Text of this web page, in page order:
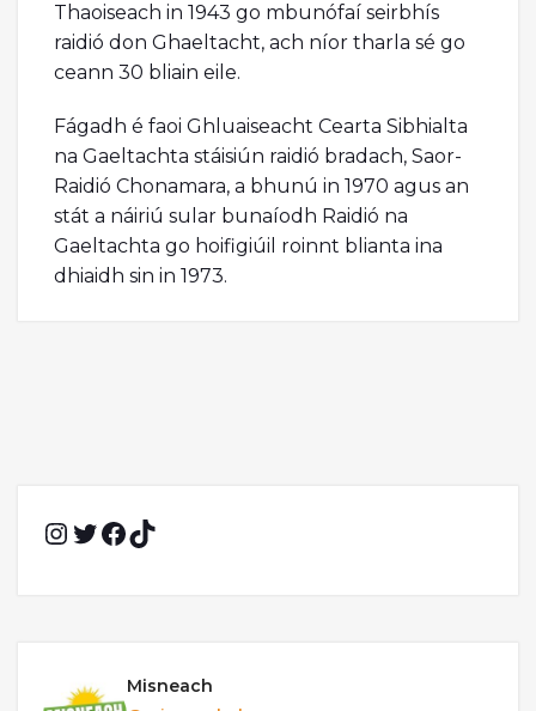
Thaoiseach in 1943 go mbunófaí seirbhís
raidió don Ghaeltacht, ach níor tharla sé go
ceann 30 bliain eile.
Fágadh é faoi Ghluaiseacht Cearta Sibhialta
na Gaeltachta stáisiún raidió bradach, Saor-
Raidió Chonamara, a bhunú in 1970 agus an
stát a náiriú sular bunaíodh Raidió na
Gaeltachta go hoifigiúil roinnt blianta ina
dhiaidh sin in 1973.
Instagram
TwitterFacebook
Misneach